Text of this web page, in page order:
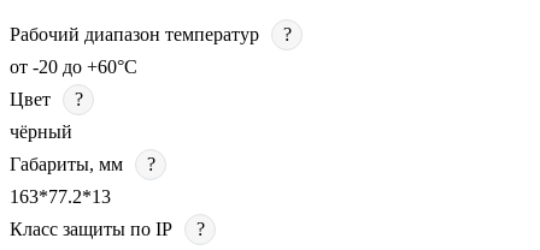
Рабочий диапазон температур
?
от -20 до +60°C
Цвет
?
чёрный
Габариты, мм
?
163*77.2*13
Класс защиты по IP
?